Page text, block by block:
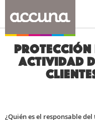
Protección
actividad
¿Quién es el responsable